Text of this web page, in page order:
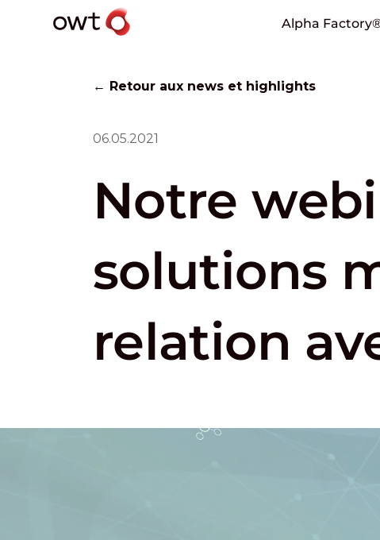
Alpha
← Retour aux news et highlights
06.05.2021
Notre
solutions
relation